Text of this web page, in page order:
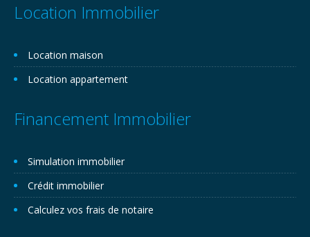
Location Immobilier
Location maison
Location appartement
Financement Immobilier
Simulation immobilier
Crédit immobilier
Calculez vos frais de notaire